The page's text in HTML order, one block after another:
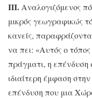
ΙΙΙ. Αναλογιζόμενος
μικρός γεωγραφικώς
κανείς,
να πει: «Αυτός ο τόπος
πράγματι, η επένδυση
ιδιαίτερη έμφαση
επένδυση που μια